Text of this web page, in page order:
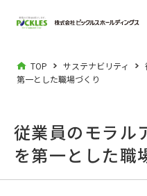
TOP サステナビリティ
第一とした職場づくり
従業員のモラル
を第一とした職